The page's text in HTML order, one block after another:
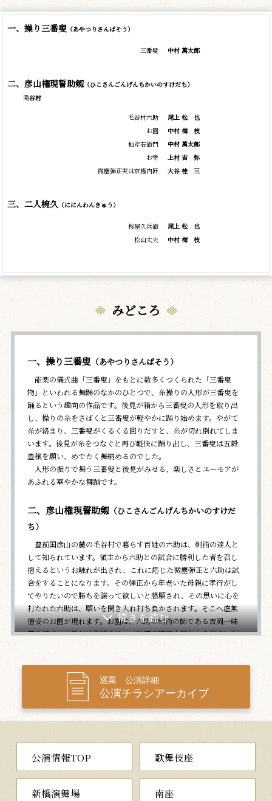
一、操り三番叟（あやつりさんばそう）
三番叟 中村 萬太郎
二、彦山権現誓助剱（ひこさんごんげんちかいのすけだち）
毛谷村
毛谷村六助
お園
杣斧右衛門
お幸
微塵弾正実は京極内匠
尾上 松
也
中村 梅
枝
中村 萬太郎
上村 吉
弥
大谷 桂 三
三、二人椀久 （ににんわんきゅう）
椀屋久兵衛
松山太夫
尾上 松
也
中村 梅 枝
みどころ
一、操り三番叟（あやつりさんばそう）
能楽の儀式曲「三番叟」をもとに数多くつくられた「三番叟
物」といわれる舞踊のなかのひとつで、糸操りの人形が三番叟を
踊るという趣向の作品です。後見が箱から三番叟の人形を取り出
し、操りの糸をさばくと三番叟が軽やかに踊り始めます。やがて
糸が絡まり、三番叟がくるくる回りだすと、糸が切れ倒れてしま
います。後見が糸をつなぐと再び軽快に踊り出し、三番叟は五穀
豊穣を願い、めでたく舞納めるのでした。
人形の振りで舞う三番叟と後見がみせる、楽しさとユーモアが
あふれる華やかな舞踊です。
二、彦山権現誓助剱（ひこさんごんげんちかいのすけだ
ち）
豊前国彦山の麓の毛谷村で暮らす百姓の六助は、剣術の達人と
して知られています。領主から六助との試合に勝利した者を召し
抱えるというお触れが出され、これに応じた微塵弾正と六助は試
合をすることになります。その弾正から年老いた母親に孝行がし
てやりたいので勝ちを譲って欲しいと懇願され、その思いに心を
打たれた六助は、願いを聞き入れ打ち負かされます。そこへ虚無
僧姿のお園が現れます。お園は、六助の剣術の師である吉岡一味
斎の娘で、六助とは許婚の仲。一味斎が京極内匠という悪人に討
を知ります。その弾正こそ仇の京極内匠ということが明らかにな
朴訥な人柄のなかに武勇の一端をのぞかせる六助と、「女武
道」ながら愛らしさを見せるお園。個性豊かな登場人物たちが彩
る、波瀾万丈で起伏に富んだ心温まる義太夫狂言の名作をご覧く
三、二人椀久（ににんわんきゅう）
大坂の豪商椀屋久兵衛は、新町の傾城松山太夫に入れあげ、身
代を傾けたため、これを案じた家の者に座敷牢へ押し込められて
巡業 公演詳細
公演チラシアーカイブ
公演情報TOP 歌舞伎座
新橋演舞場 南座